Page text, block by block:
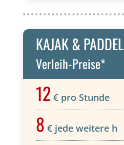
KAJAK & PADDEL
Verleih-Preise*
12 € pro Stunde
8 € jede weitere h